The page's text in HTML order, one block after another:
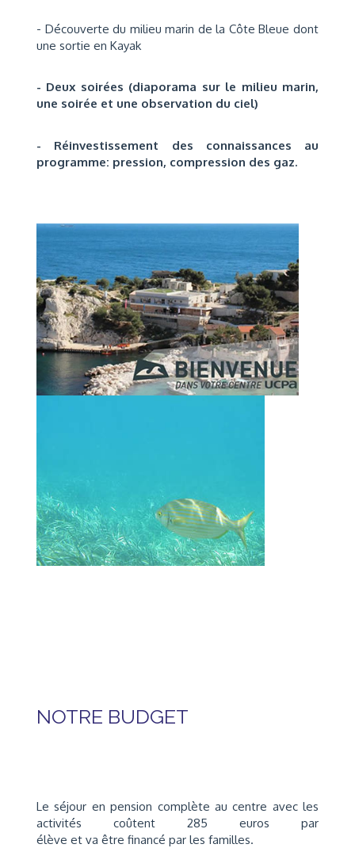
- Découverte du milieu marin de la Côte Bleue dont
une sortie en Kayak
- Deux soirées (diaporama sur le milieu marin,
une soirée et une observation du ciel)
- Réinvestissement des connaissances au
programme: pression, compression des gaz.
NOTRE BUDGET
Le séjour en pension complète au centre avec les
activités coûtent 285 euros par
élève et va être financé par les familles.